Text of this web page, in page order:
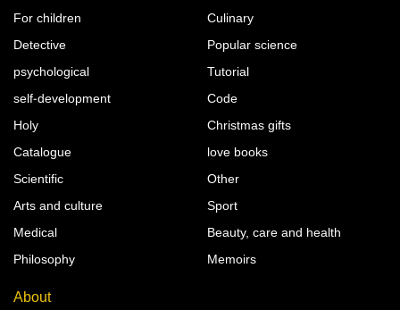
For children
Detective
psychological
self-development
Holy
Catalogue
Scientific
Arts and culture
Medical
Philosophy
Culinary
Popular science
Tutorial
Code
Christmas gifts
love books
Other
Sport
Beauty, care and health
Memoirs
About